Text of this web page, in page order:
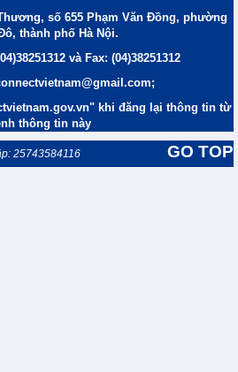
số 655 Phạm Văn Đồng, phường
thành phố Hà Nội.
và Fax: (04)38251312
khi đăng lại thông tin từ
thông tin này
GO TOP
25743584116